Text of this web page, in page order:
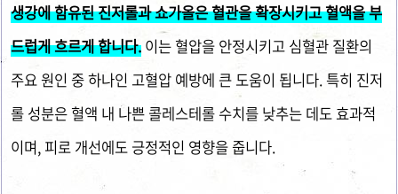
생강에 함유된 진저롤과 쇼가올은 혈관을 확장시키고 혈액을 부
드럽게 흐르게 합니다. 이는 혈압을 안정시키고 심혈관 질환의
주요 원인 중 하나인 고혈압 예방에 큰 도움이 됩니다. 특히 진저
롤 성분은 혈액 내 나쁜 콜레스테롤 수치를 낮추는 데도 효과적
이며, 피로 개선에도 긍정적인 영향을 줍니다.